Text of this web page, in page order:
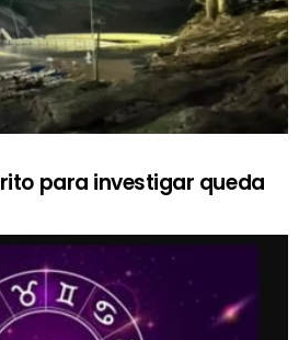
para investigar queda